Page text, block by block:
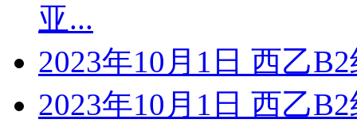
亚...
2023年10月1日 西乙
2023年10月1日 西乙